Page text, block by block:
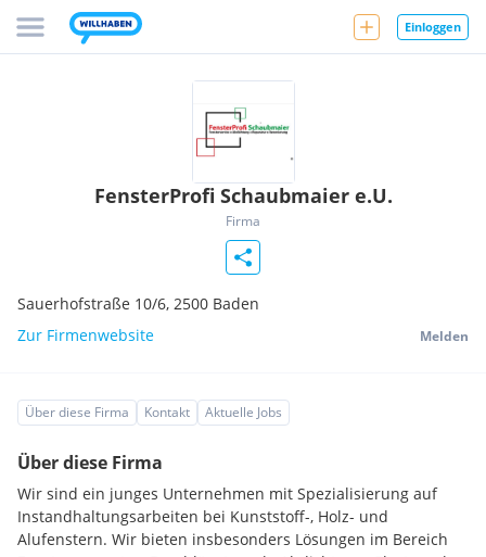
Einloggen
FensterProfi Schaubmaier e.U.
Firma
Sauerhofstraße 10/6, 2500 Baden
Zur Firmenwebsite
Melden
Über diese Firma Kontakt Aktuelle Jobs
Über diese Firma
Wir sind ein junges Unternehmen mit Spezialisierung auf
Instandhaltungsarbeiten bei Kunststoff-, Holz- und
Alufenstern. Wir bieten insbesonders Lösungen im Bereich